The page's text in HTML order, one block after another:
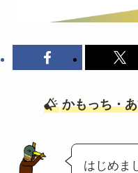
かもっち・
はじめま